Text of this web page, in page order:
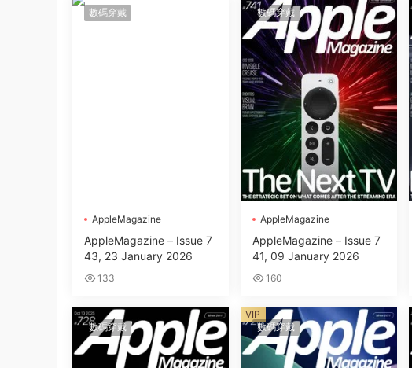
數碼穿戴
AppleMagazine
AppleMagazine – Issue 7
43, 23 January 2026
133
數碼穿戴
AppleMagazine
AppleMagazine – Issue 7
41, 09 January 2026
160
數碼穿戴 數碼穿戴
VIP